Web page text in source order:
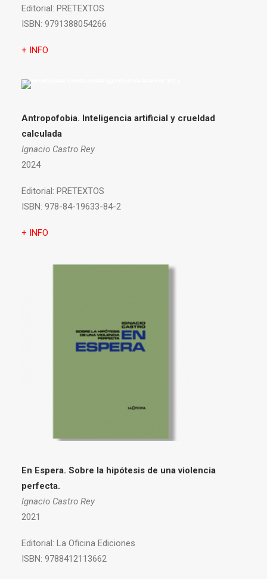
Editorial: PRETEXTOS
ISBN: 9791388054266
+ INFO
Antropofobia. Inteligencia artificial y crueldad
calculada
Ignacio Castro Rey
2024
Editorial: PRETEXTOS
ISBN: 978-84-19633-84-2
+ INFO
En Espera. Sobre la hipótesis de una violencia
perfecta.
Ignacio Castro Rey
2021
Editorial: La Oficina Ediciones
ISBN: 9788412113662